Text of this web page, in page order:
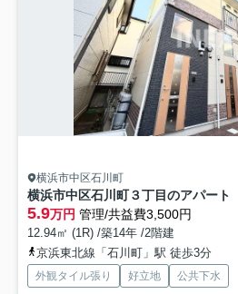
横浜市中区石川町
横浜市中区石川町３丁目のアパート
5.9万円 管理/共益費3,500円
12.94㎡ (1R) /築14年 /2階建
京浜東北線「石川町」駅 徒歩3分
外観タイル張り 好立地 公共下水